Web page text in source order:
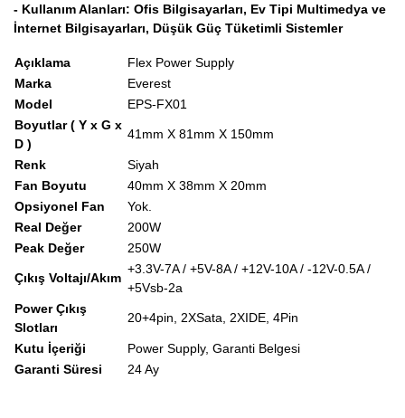
- Kullanım Alanları: Ofis Bilgisayarları, Ev Tipi Multimedya ve
İnternet Bilgisayarları, Düşük Güç Tüketimli Sistemler
Açıklama
Flex Power Supply
Marka
Everest
Model
EPS-FX01
Boyutlar ( Y x G x
D )
41mm X 81mm X 150mm
Renk
Siyah
Fan Boyutu
40mm X 38mm X 20mm
Opsiyonel Fan
Yok.
Real Değer
200W
Peak Değer
250W
Çıkış Voltajı/Akım
+3.3V-7A / +5V-8A / +12V-10A / -12V-0.5A /
+5Vsb-2a
Power Çıkış
Slotları
20+4pin, 2XSata, 2XIDE, 4Pin
Kutu İçeriği
Power Supply, Garanti Belgesi
Garanti Süresi
24 Ay